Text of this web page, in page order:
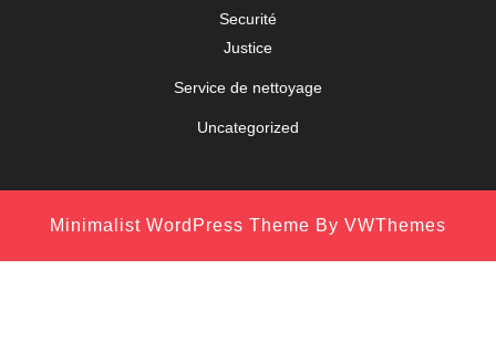
Securité
Justice
Service de nettoyage
Uncategorized
Minimalist WordPress Theme By VWThemes